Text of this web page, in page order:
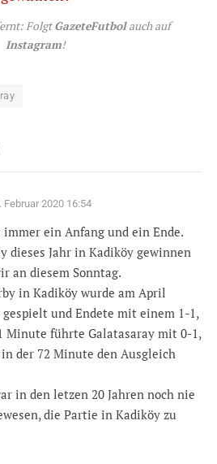
FolgtGazeteFutbolauch auf
Instagram!
Februar 2020 16:54
ein Anfang und ein Ende.
dieses Jahr in Kadiköy gewinnen
an diesem Sonntag.
in Kadiköy wurde am April
und Endete mit einem 1-1,
Minute führte Galatasaray mit 0-1,
der 72 Minute den Ausgleich
in den letzen 20 Jahren noch nie
die Partie in Kadiköy zu